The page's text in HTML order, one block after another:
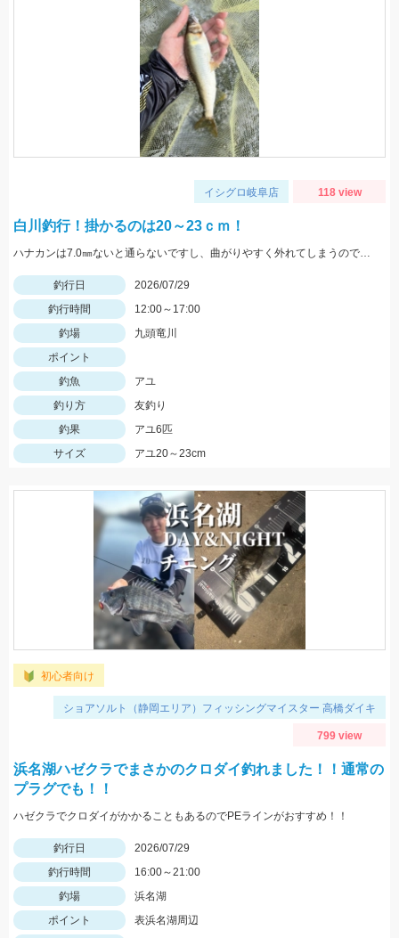
イシグロ岐阜店 118 view
白川釣行！掛かるのは20～23ｃｍ！
ハナカンは7.0㎜ないと通らないですし、曲がりやすく外れてしまうので気を付けてくださいね！複合メタルであれば、0.1号あった方がいいと思います！
釣行日
2026/07/29
釣行時間
12:00～17:00
釣場
九頭竜川
ポイント
釣魚
アユ
釣り方
友釣り
釣果
アユ6匹
サイズ
アユ20～23cm
初心者向け
ショアソルト（静岡エリア）フィッシングマイスター 高橋ダイキ
799 view
浜名湖ハゼクラでまさかのクロダイ釣れました！！通常の
プラグでも！！
ハゼクラでクロダイがかかることもあるのでPEラインがおすすめ！！
釣行日
2026/07/29
釣行時間
16:00～21:00
釣場
浜名湖
ポイント
表浜名湖周辺